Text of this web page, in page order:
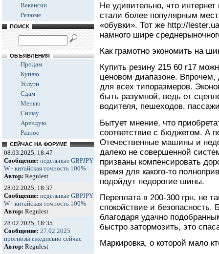
Вакансии
Резюме
ПОИСК
ОБЪЯВЛЕНИЯ
Продам
Куплю
Услуги
Сдам
Меняю
Сниму
Арендую
Разное
СЕЙЧАС НА ФОРУМЕ
08.03.2025, 18:47
Сообщение: недельные GBPJPY
W - китайская точность 100%
Автор: Regulest
28.02.2025, 18:37
Сообщение: недельные GBPJPY
W - китайская точность 100%
Автор: Regulest
28.02.2025, 18:35
Сообщение: 27.02.2025
прогнозы ежедневно сейчас
Автор: Regulest
Не удивительно, что
стали более популярным
«обувки». Тот же http://
намного шире
Как грамотно экономить на
Купить резину 215 60 r17
ценовом диапазоне. Впрочем,
для всех типоразмеров.
быть разумной, ведь от
водителя, пешеходов,
Бытует мнение, что
соответствие с бюджетом. А
Отечественные машины и
далеко не совершенной
призваны компенсировать
время для какого-то
подойдут недорогие шины.
Переплата в 200-300 грн. не
спокойствие и безопасность.
благодаря удачно
быстро затормозить, это
Маркировка, о которой мало